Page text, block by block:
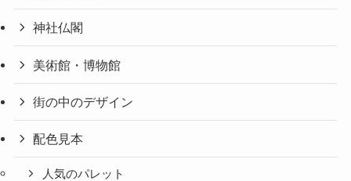
神社仏閣
美術館・博物館
街の中のデザイン
配色見本
人気のパレット